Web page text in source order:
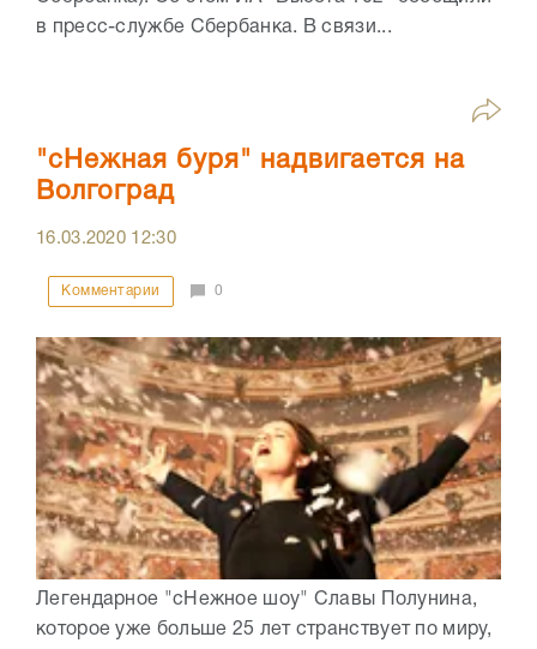
в пресс-службе Сбербанка. В связи...
"сНежная буря" надвигается на
Волгоград
16.03.2020 12:30
Комментарии 0
Легендарное "сНежное шоу" Славы Полунина,
которое уже больше 25 лет странствует по миру,